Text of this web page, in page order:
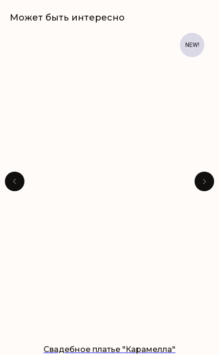
Может быть интересно
NEW!
Свадебное платье "Карамелла"